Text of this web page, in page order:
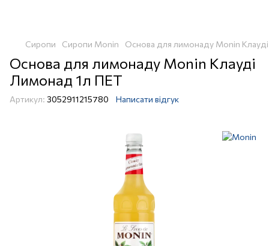
Сиропи Сиропи Monin Основа для лимонаду Monin
Основа для лимонаду Monin Клауді
Лимонад 1л ПЕТ
Артикул: 3052911215780 Написати відгук